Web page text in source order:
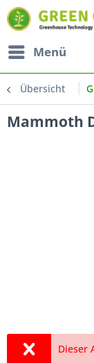
Menü
Übersicht
Mammoth
Dieser